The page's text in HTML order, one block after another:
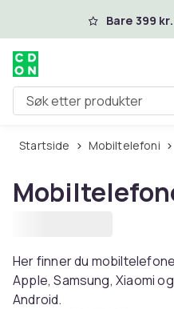
Hopp til hovedinnhold
Bare 399
Søk etter produkter
Startside Mobiltelefoni
Her finner du
Apple, Samsung, Xiaomi
Android.